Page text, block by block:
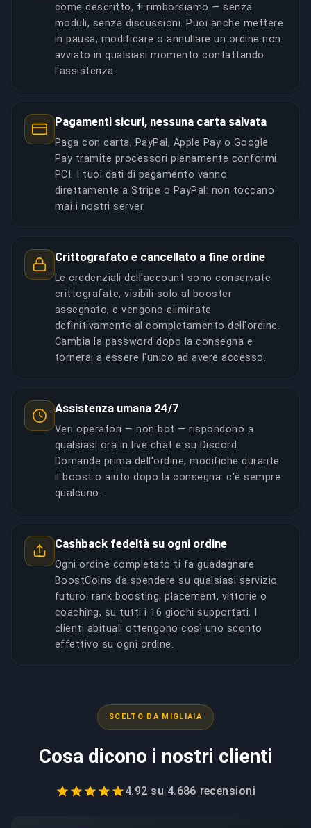
come descritto, ti rimborsiamo — senza
moduli, senza discussioni. Puoi anche mettere
in pausa, modificare o annullare un ordine non
avviato in qualsiasi momento contattando
l'assistenza.
Pagamenti sicuri, nessuna carta salvata
Paga con carta, PayPal, Apple Pay o Google
Pay tramite processori pienamente conformi
PCI. I tuoi dati di pagamento vanno
direttamente a Stripe o PayPal: non toccano
mai i nostri server.
Crittografato e cancellato a fine ordine
Le credenziali dell'account sono conservate
crittografate, visibili solo al booster
assegnato, e vengono eliminate
definitivamente al completamento dell'ordine.
Cambia la password dopo la consegna e
tornerai a essere l'unico ad avere accesso.
Assistenza umana 24/7
Veri operatori — non bot — rispondono a
qualsiasi ora in live chat e su Discord.
Domande prima dell'ordine, modifiche durante
il boost o aiuto dopo la consegna: c'è sempre
qualcuno.
Cashback fedeltà su ogni ordine
Ogni ordine completato ti fa guadagnare
BoostCoins da spendere su qualsiasi servizio
futuro: rank boosting, placement, vittorie o
coaching, su tutti i 16 giochi supportati. I
clienti abituali ottengono così uno sconto
effettivo su ogni ordine.
SCELTO DA MIGLIAIA
Cosa dicono i nostri clienti
4.92 su 4.686 recensioni